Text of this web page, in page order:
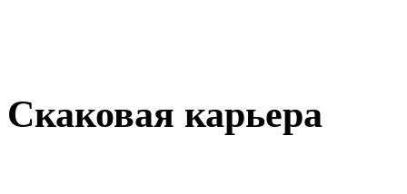
Скаковая карьера